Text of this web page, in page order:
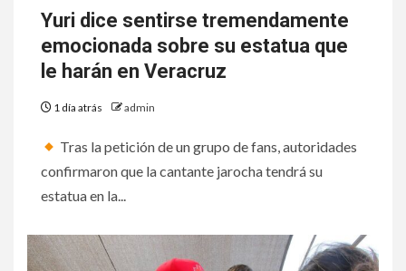
Yuri dice sentirse tremendamente
emocionada sobre su estatua que
le harán en Veracruz
1 día atrás admin
Tras la petición de un grupo de fans, autoridades
confirmaron que la cantante jarocha tendrá su
estatua en la...